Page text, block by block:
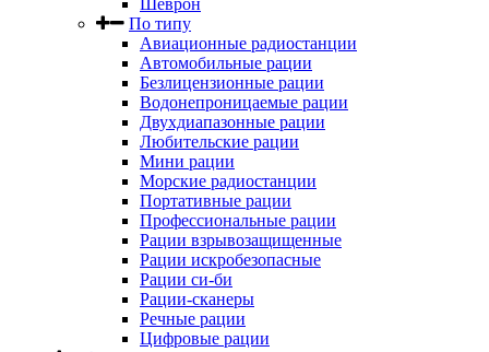
Шеврон
По типу
Авиационные радиостанции
Автомобильные рации
Безлицензионные рации
Водонепроницаемые рации
Двухдиапазонные рации
Любительские рации
Мини рации
Морские радиостанции
Портативные рации
Профессиональные рации
Рации взрывозащищенные
Рации искробезопасные
Рации си-би
Рации-сканеры
Речные рации
Цифровые рации